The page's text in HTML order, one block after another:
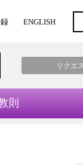
ENGLISH
リクエ
則